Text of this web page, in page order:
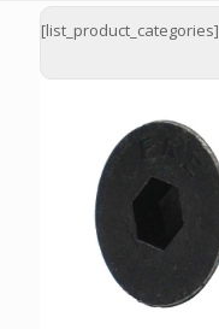
[list_product_categories]